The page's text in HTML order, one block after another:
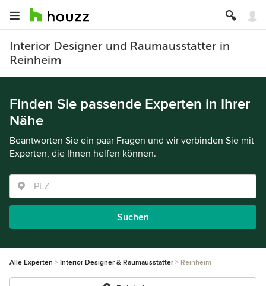
Interior Designer und Raumausstatter in
Reinheim
Finden Sie passende Experten in Ihrer
Nähe
Beantworten Sie ein paar Fragen und wir verbinden Sie mit
Experten, die Ihnen helfen können.
Suchen
Alle Experten Interior Designer & Raumausstatter Reinheim